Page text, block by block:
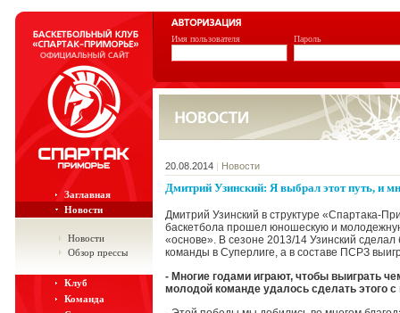
Имя пользователя Пароль
Заглавная
Новости
Новости
Обзор прессы
Клуб
Команда
20.08.2014 | Новости
Дмитрий Узинский: Я выбрал этот путь, и
Дмитрий Узинский в структуре «Спартака-
баскетбола прошел юношескую и
«основе». В сезоне 2013/14 Узинский
команды в Суперлиге, а в составе ПСРЗ
- Многие годами играют, чтобы выиграть
молодой команде удалось сделать этого с